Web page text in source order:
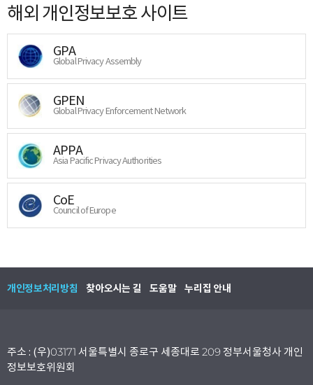
해외 개인정보보호 사이트
GPA
Global Privacy Assembly
GPEN
Global Privacy Enforcement Network
APPA
Asia Pacific Privacy Authorities
CoE
Council of Europe
개인정보처리방침 찾아오시는 길 도움말 누리집 안내
주소 : (우)03171 서울특별시 종로구 세종대로 209 정부서울청사 개인
정보보호위원회